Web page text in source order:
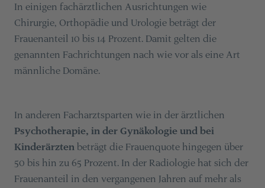
In einigen fachärztlichen Ausrichtungen wie
Chirurgie, Orthopädie und Urologie beträgt der
Frauenanteil 10 bis 14 Prozent. Damit gelten die
genannten Fachrichtungen nach wie vor als eine Art
männliche Domäne.
In anderen Facharztsparten wie in der ärztlichen
Psychotherapie, in der Gynäkologie und bei
Kinderärztenbeträgt die Frauenquote hingegen über
50 bis hin zu 65 Prozent. In der Radiologie hat sich der
Frauenanteil in den vergangenen Jahren auf mehr als